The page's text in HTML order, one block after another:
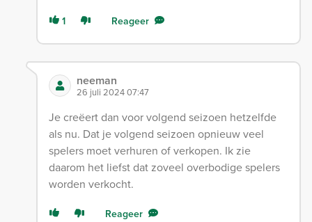
1 Reageer
neeman
26 juli 2024 07:47
Je creëert dan voor volgend seizoen hetzelfde
als nu. Dat je volgend seizoen opnieuw veel
spelers moet verhuren of verkopen. Ik zie
daarom het liefst dat zoveel overbodige spelers
worden verkocht.
Reageer